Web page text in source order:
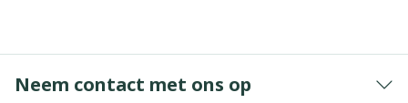
Neem contact met ons op